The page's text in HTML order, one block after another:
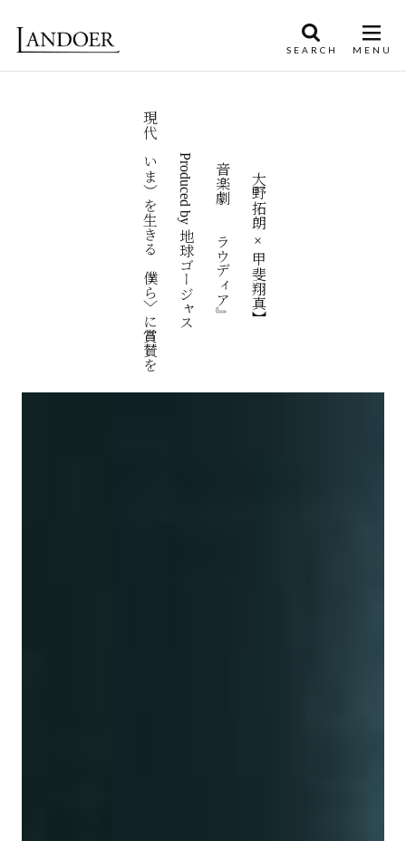
【大野拓朗 × 甲斐翔真】
音楽劇『クラウディア』
Produced by 地球ゴージャス
現代（いま）を生きる〈僕ら〉に賞賛を